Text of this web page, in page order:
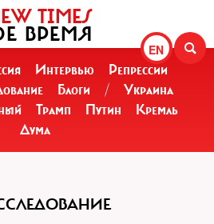
EN
TIMES
ВРЕМЯ
Интервью
Репрессии
Блоги /
Украина
Трамп Путин
Кремль
Дума